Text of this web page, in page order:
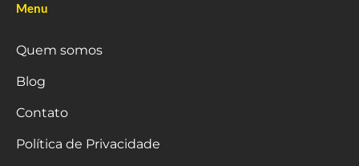
Menu
Quem somos
Blog
Contato
Política de Privacidade